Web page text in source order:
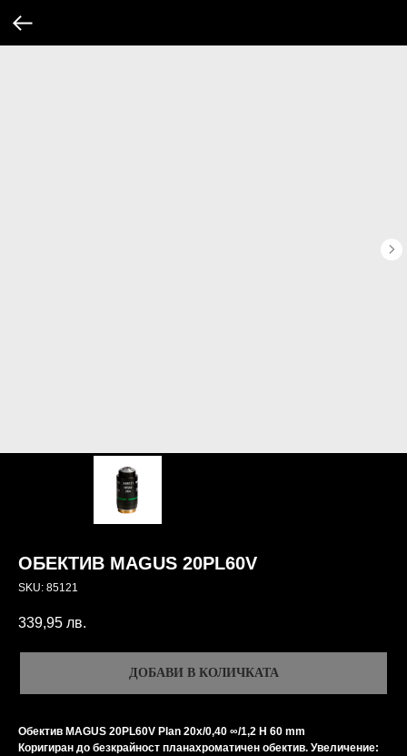
ОБЕКТИВ MAGUS 20PL60V
SKU: 85121
339,95 лв.
ДОБАВИ В КОЛИЧКАТА
Обектив MAGUS 20PL60V Plan 20х/0,40 ∞/1,2 H 60 mm
Коригиран до безкрайност планахроматичен обектив. Увеличение: